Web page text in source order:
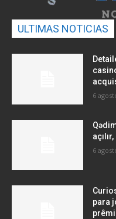
ULTIMAS NOTICIAS
6
6
para